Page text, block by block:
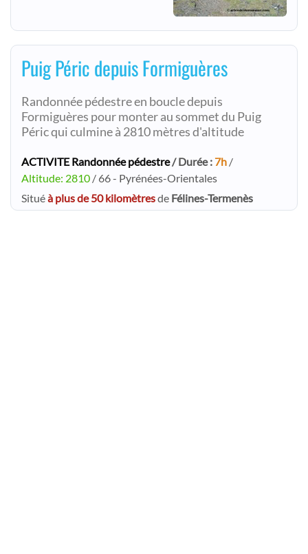
Puig Péric depuis Formiguères
Randonnée pédestre en boucle depuis
Formiguères pour monter au sommet du Puig
Péric qui culmine à 2810 mètres d'altitude
ACTIVITE Randonnée pédestre/ Durée : 7h /
Altitude: 2810 / 66 - Pyrénées-Orientales
Situéà plus de 50 kilomètresde Félines-Termenès